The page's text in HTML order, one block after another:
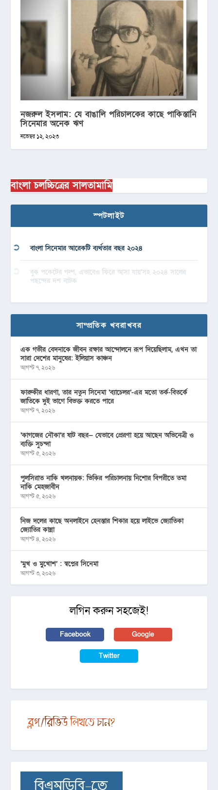
নজরুল ইসলাম: যে বাঙালি পরিচালকের কাছে পাকিস্তানি
সিনেমার অনেক ঋণ
নভেম্বর ১২, ২০২৩
বাংলা চলচ্চিত্রের সালতামামি
স্পটলাইট
বাংলা সিনেমার আরেকটি ব্যর্থতার বছর ২০২৪
বুক পকেটের গল্প, এভাবেও ফিরে আসা যায়’সহ ২০২৪ সালের
পছন্দের দশ নাটক
সাম্প্রতিক খবরাখবর
এক গভীর বেদনাকে জীবন রক্ষার আন্দোলনে রূপ দিয়েছিলাম, এখন তা
সারা দেশের মানুষের: ইলিয়াস কাঞ্চন
আগস্ট ৭, ২০২৬
ফারুকীর ধারণা, তার নতুন সিনেমা ‘ব্যাচেলর’-এর মতো তর্ক-বিতর্কে
জাতিকে দুই ভাগে বিভক্ত করতে পারে
আগস্ট ৭, ২০২৬
‘কাগজের নৌকা’র ষাট বছর— যেভাবে প্রেরণা হয়ে আছেন অভিনেত্রী ও
ব্যক্তি সুচন্দা
আগস্ট ৫, ২০২৬
পুলসিরাত নাকি খলনায়ক: ভিকির পরিচালনায় নিশোর বিপরীতে তমা
নাকি মেহজাবীন
আগস্ট ৫, ২০২৬
নিজ দলের কাছে অনলাইনে হেনস্তার শিকার হয়ে লাইভে জ্যোতিকা
জ্যোতির কান্না
আগস্ট ৪, ২০২৬
‘মুখ ও মু্খোশ’ : স্বপ্নের সিনেমা
আগস্ট ৩, ২০২৬
লগিন করুন সহজেই!
Facebook Google
Twitter